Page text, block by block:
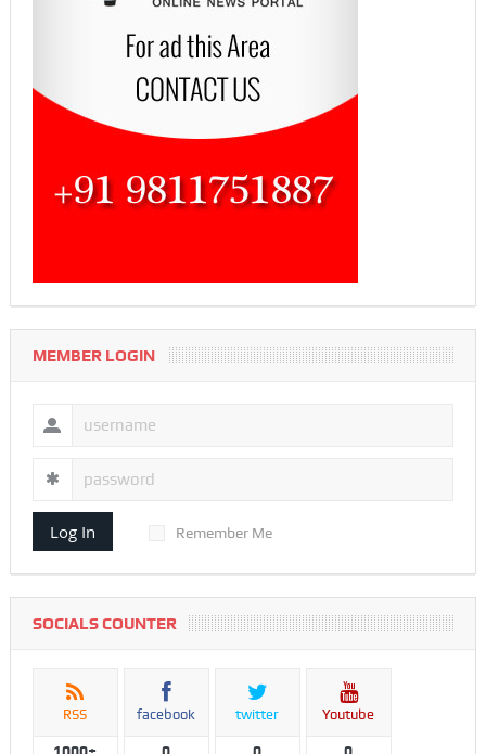
MEMBER LOGIN
Log In Remember Me
SOCIALS COUNTER
RSS facebook twitter Youtube